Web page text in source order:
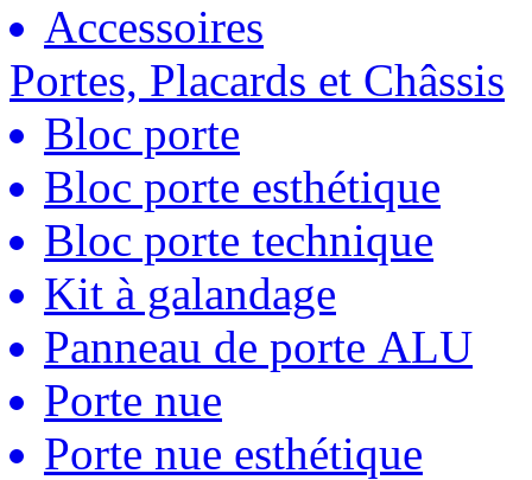
Accessoires
Portes, Placards et Châssis
Bloc porte
Bloc porte esthétique
Bloc porte technique
Kit à galandage
Panneau de porte ALU
Porte nue
Porte nue esthétique